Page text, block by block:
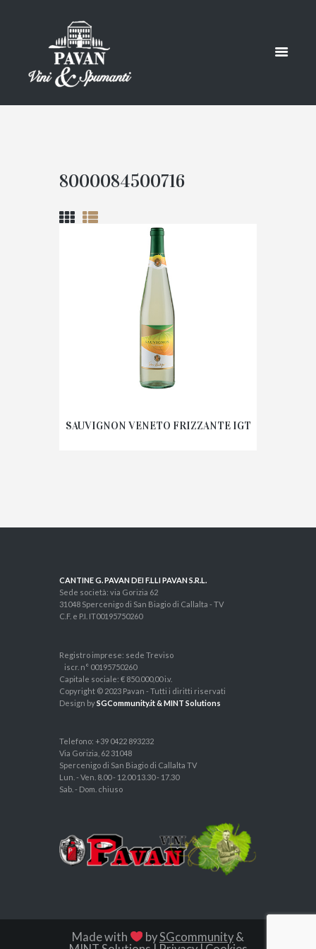
8000084500716
SAUVIGNON VENETO FRIZZANTE IGT
CANTINE G. PAVAN DEI F.LLI PAVAN S.R.L.
Sede società: via Gorizia 62
31048 Spercenigo di San Biagio di Callalta - TV
C.F. e P.I. IT00195750260
Registro imprese: sede Treviso
iscr. n° 00195750260
Capitale sociale: € 850.000,00 i.v.
Copyright © 2023 Pavan - Tutti i diritti riservati
Design bySGCommunity.it & MINT Solutions
Telefono: +39 0422 893232
Via Gorizia, 62 31048
Spercenigo di San Biagio di Callalta TV
Lun. - Ven. 8.00 - 12.00 13.30 - 17.30
Sab. - Dom. chiuso
Made with bySGcommunity&